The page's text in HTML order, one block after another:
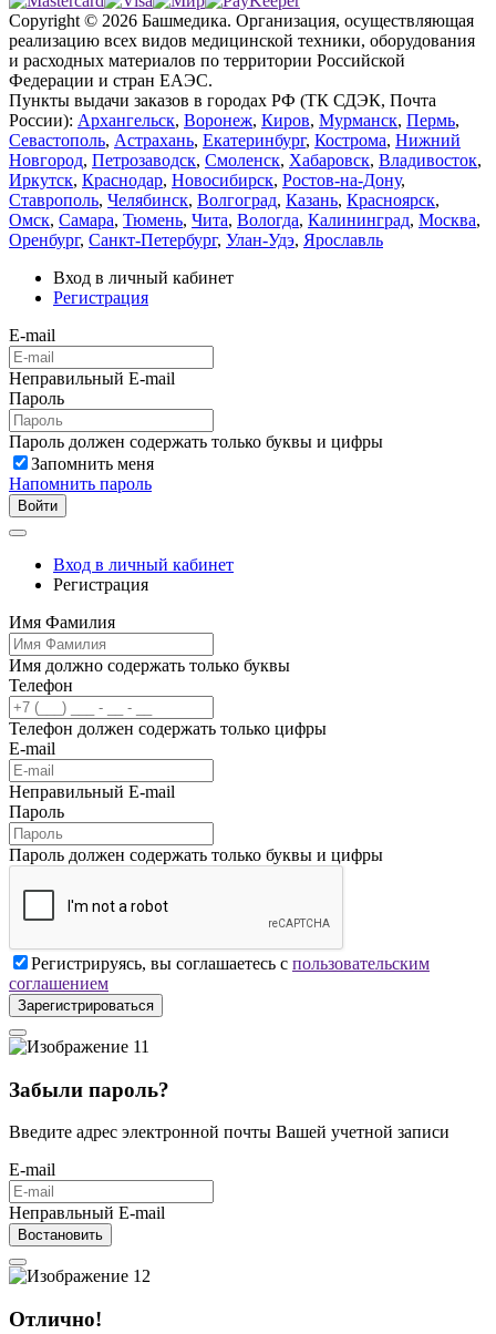
Copyright © 2026 Башмедика. Организация, осуществляющая
реализацию всех видов медицинской техники, оборудования
и расходных материалов по территории Российской
Федерации и стран ЕАЭС.
Пункты выдачи заказов в городах РФ (ТК СДЭК, Почта
России): Архангельск, Воронеж, Киров, Мурманск, Пермь,
Севастополь, Астрахань, Екатеринбург, Кострома, Нижний
Новгород, Петрозаводск, Смоленск, Хабаровск, Владивосток,
Иркутск, Краснодар, Новосибирск, Ростов-на-Дону,
Ставрополь, Челябинск, Волгоград, Казань, Красноярск,
Омск, Самара, Тюмень, Чита, Вологда, Калининград, Москва,
Оренбург, Санкт-Петербург, Улан-Удэ, Ярославль
Вход в личный кабинет
Регистрация
E-mail
Неправильный E-mail
Пароль
Пароль должен содержать только буквы и цифры
Запомнить меня
Напомнить пароль
Войти
Вход в личный кабинет
Регистрация
Имя Фамилия
Имя должно содержать только буквы
Телефон
Телефон должен содержать только цифры
E-mail
Неправильный E-mail
Пароль
Пароль должен содержать только буквы и цифры
Регистрируясь, вы соглашаетесь с пользовательским
соглашением
Зарегистрироваться
Забыли пароль?
Введите адрес электронной почты Вашей учетной записи
E-mail
Неправльный E-mail
Востановить
Отлично!